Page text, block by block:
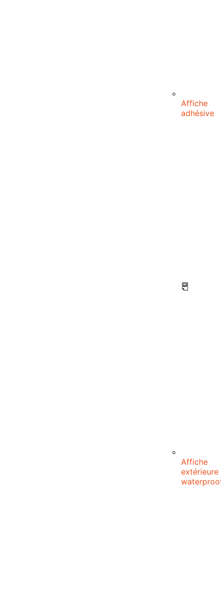
Affiche
adhésive
Affiche
extérieure